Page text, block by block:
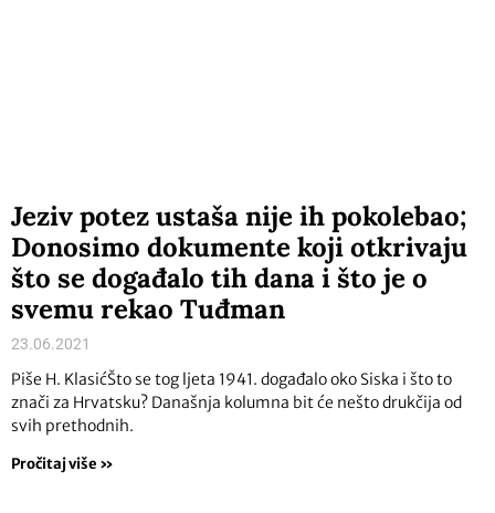
Jeziv potez ustaša nije ih pokolebao;
Donosimo dokumente koji otkrivaju
što se događalo tih dana i što je o
svemu rekao Tuđman
23.06.2021
Piše H. KlasićŠto se tog ljeta 1941. događalo oko Siska i što to
znači za Hrvatsku? Današnja kolumna bit će nešto drukčija od
svih prethodnih.
Pročitaj više »